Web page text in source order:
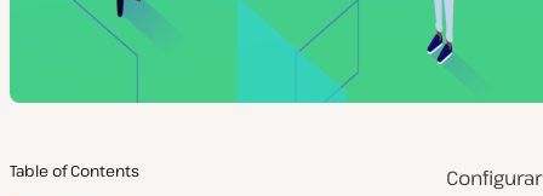
Table of Contents